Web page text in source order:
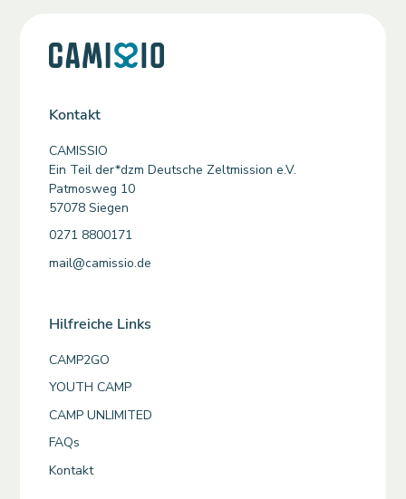
Kontakt
CAMISSIO
Ein Teil der*dzm Deutsche Zeltmission e.V.
Patmosweg 10
57078 Siegen
0271 8800171
mail@camissio.de
Hilfreiche Links
CAMP2GO
YOUTH CAMP
CAMP UNLIMITED
FAQs
Kontakt